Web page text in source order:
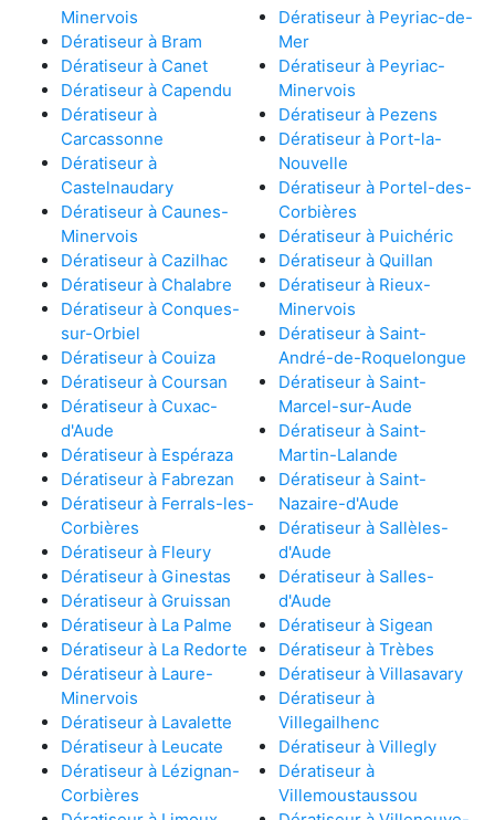
Minervois
Dératiseur à Bram
Dératiseur à Canet
Dératiseur à Capendu
Dératiseur à
Carcassonne
Dératiseur à
Castelnaudary
Dératiseur à Caunes-
Minervois
Dératiseur à Cazilhac
Dératiseur à Chalabre
Dératiseur à Conques-
sur-Orbiel
Dératiseur à Couiza
Dératiseur à Coursan
Dératiseur à Cuxac-
d'Aude
Dératiseur à Espéraza
Dératiseur à Fabrezan
Dératiseur à Ferrals-les-
Corbières
Dératiseur à Fleury
Dératiseur à Ginestas
Dératiseur à Gruissan
Dératiseur à La Palme
Dératiseur à La Redorte
Dératiseur à Laure-
Minervois
Dératiseur à Lavalette
Dératiseur à Leucate
Dératiseur à Lézignan-
Corbières
Dératiseur à Peyriac-de-
Mer
Dératiseur à Peyriac-
Minervois
Dératiseur à Pezens
Dératiseur à Port-la-
Nouvelle
Dératiseur à Portel-des-
Corbières
Dératiseur à Puichéric
Dératiseur à Quillan
Dératiseur à Rieux-
Minervois
Dératiseur à Saint-
André-de-Roquelongue
Dératiseur à Saint-
Marcel-sur-Aude
Dératiseur à Saint-
Martin-Lalande
Dératiseur à Saint-
Nazaire-d'Aude
Dératiseur à Sallèles-
d'Aude
Dératiseur à Salles-
d'Aude
Dératiseur à Sigean
Dératiseur à Trèbes
Dératiseur à Villasavary
Dératiseur à
Villegailhenc
Dératiseur à Villegly
Dératiseur à
Villemoustaussou